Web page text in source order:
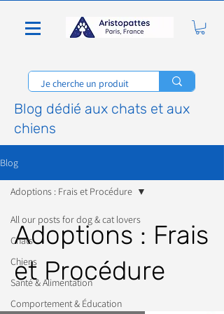
Blog dédié aux chats et aux
chiens
Blog
All our posts for dog & cat lovers
Chats
Chiens
Santé & Alimentation
Comportement & Éducation
Adoptions : Frais et Procédure
Adoptions : Frais
et Procédure